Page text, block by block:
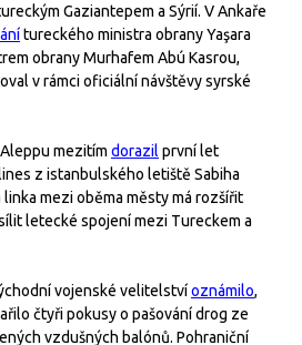
Gaziantepem a Sýrií. V Ankaře
tureckého ministra obrany Yaşara
obrany Murhafem Abú Kasrou,
v rámci oficiální návštěvy syrské
mezitím dorazil první let
z istanbulského letiště Sabiha
mezi oběma městy má rozšířit
letecké spojení mezi Tureckem a
vojenské velitelstvíoznámilo,
čtyři pokusy o pašování drog ze
vzdušných balónů. Pohraniční